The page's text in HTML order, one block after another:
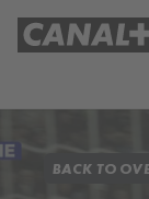
BACK TO